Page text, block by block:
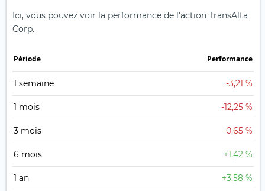
Ici, vous pouvez voir la performance de l'action TransAlta
Corp.
Période Performance
1 semaine -3,21 %
1 mois -12,25 %
3 mois -0,65 %
6 mois +1,42 %
1 an +3,58 %